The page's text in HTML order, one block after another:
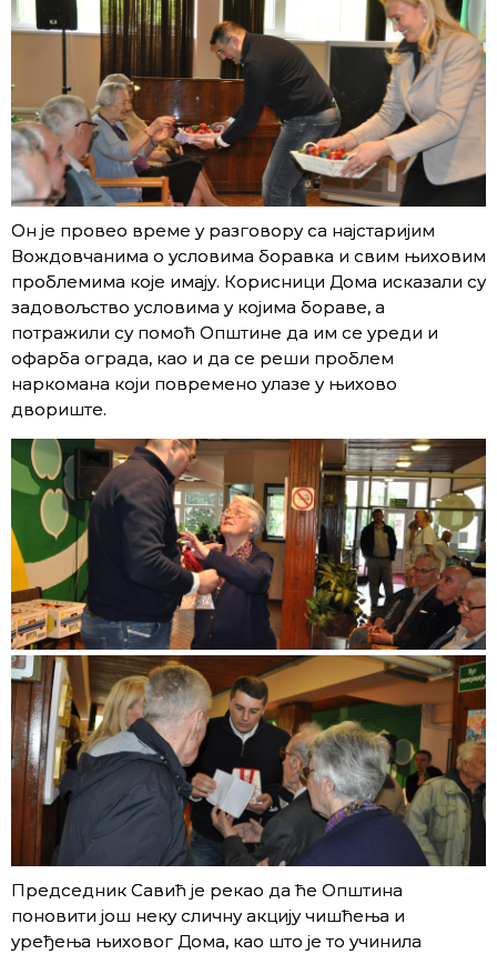
Он је провео време у разговору са најстаријим
Вождовчанима о условима боравка и свим њиховим
проблемима које имају. Корисници Дома исказали су
задовољство условима у којима бораве, а
потражили су помоћ Општине да им се уреди и
офарба ограда, као и да се реши проблем
наркомана који повремено улазе у њихово
двориште.
Председник Савић је рекао да ће Општина
поновити још неку сличну акцију чишћења и
уређења њиховог Дома, као што је то учинила